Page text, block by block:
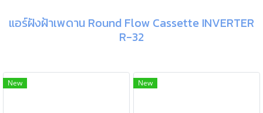
แอร์ฝังฝ้าเพดาน Round Flow Cassette INVERTER
R-32
New New